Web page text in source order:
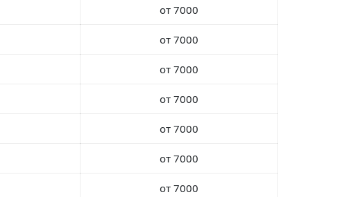
от 7000
от 7000
от 7000
от 7000
от 7000
от 7000
от 7000